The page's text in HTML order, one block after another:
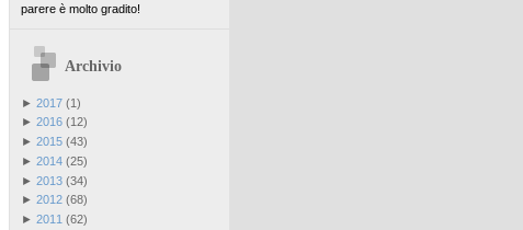
parere è molto gradito!
Archivio
► 2017(1)
► 2016(12)
► 2015(43)
► 2014(25)
► 2013(34)
► 2012(68)
► 2011 (62)